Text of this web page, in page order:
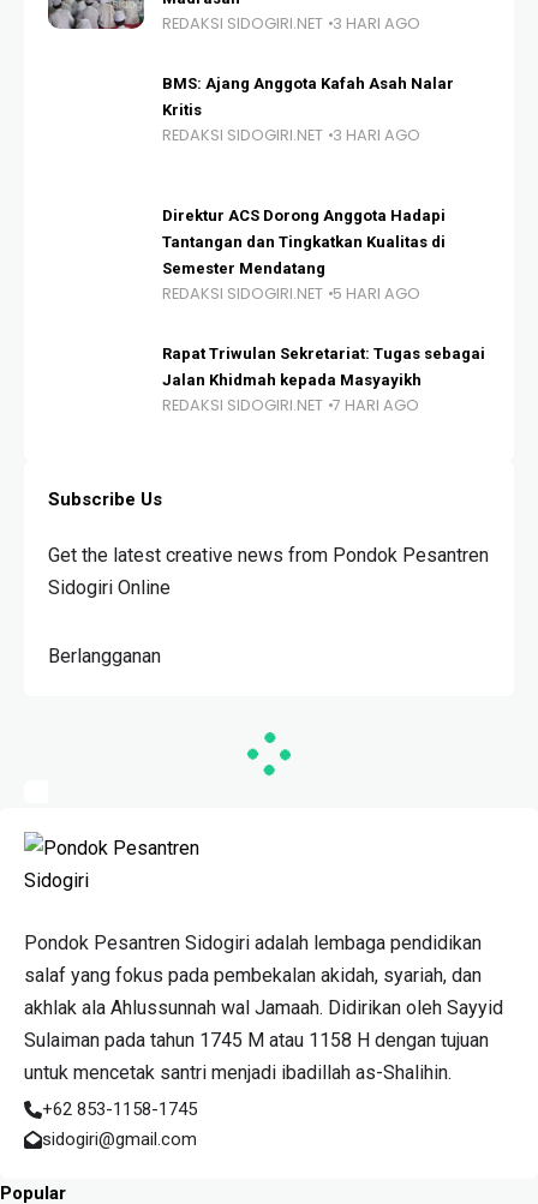
REDAKSI SIDOGIRI.NET 3 HARI AGO
BMS: Ajang Anggota Kafah Asah Nalar
Kritis
REDAKSI SIDOGIRI.NET 3 HARI AGO
Direktur ACS Dorong Anggota Hadapi
Tantangan dan Tingkatkan Kualitas di
Semester Mendatang
REDAKSI SIDOGIRI.NET 5 HARI AGO
Rapat Triwulan Sekretariat: Tugas sebagai
Jalan Khidmah kepada Masyayikh
REDAKSI SIDOGIRI.NET 7 HARI AGO
Subscribe Us
Get the latest creative news from Pondok Pesantren
Sidogiri Online
Berlangganan
Pondok Pesantren Sidogiri adalah lembaga pendidikan
salaf yang fokus pada pembekalan akidah, syariah, dan
akhlak ala Ahlussunnah wal Jamaah. Didirikan oleh Sayyid
Sulaiman pada tahun 1745 M atau 1158 H dengan tujuan
untuk mencetak santri menjadi ibadillah as-Shalihin.
+62 853-1158-1745
sidogiri@gmail.com
Popular